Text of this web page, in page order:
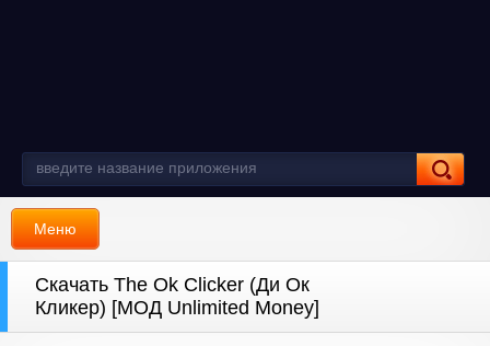
Меню
Скачать The Ok Clicker (Ди Ок
Кликер) [МОД Unlimited Money]